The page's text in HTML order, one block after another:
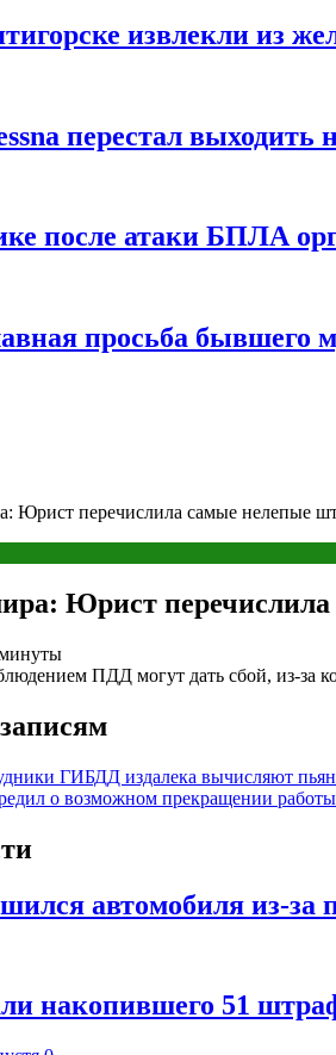
извлекли из
перестал выходить
после атаки БПЛА
просьба
Юрист перечислила самые нелепые
Юрист
ПДД могут дать сбой, из-за
ГИБДД издалека вычисляют
о возможном прекращении
автомобиля из-за
накопившего 51